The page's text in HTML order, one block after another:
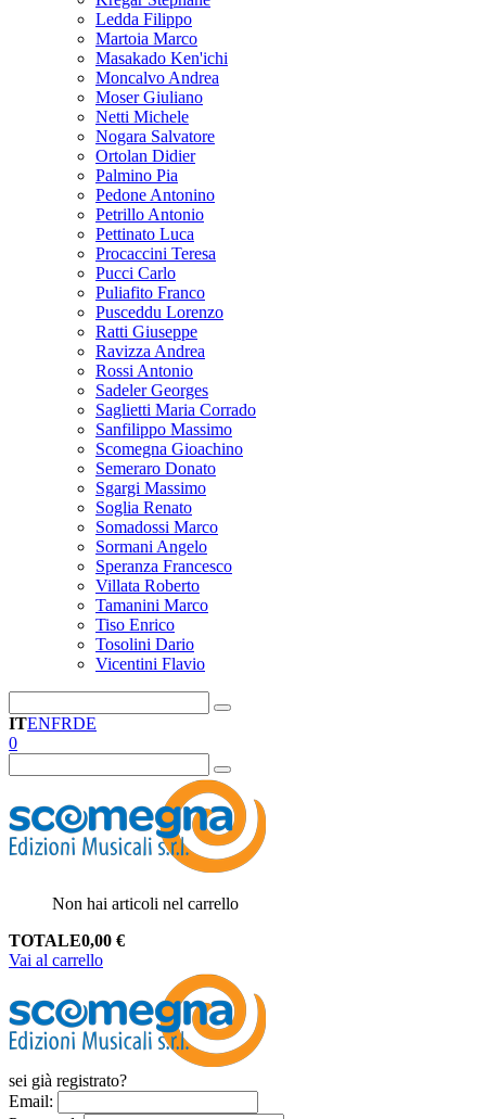
Ledda Filippo
Martoia Marco
Masakado Ken'ichi
Moncalvo Andrea
Moser Giuliano
Netti Michele
Nogara Salvatore
Ortolan Didier
Palmino Pia
Pedone Antonino
Petrillo Antonio
Pettinato Luca
Procaccini Teresa
Pucci Carlo
Puliafito Franco
Pusceddu Lorenzo
Ratti Giuseppe
Ravizza Andrea
Rossi Antonio
Sadeler Georges
Saglietti Maria Corrado
Sanfilippo Massimo
Scomegna Gioachino
Semeraro Donato
Sgargi Massimo
Soglia Renato
Somadossi Marco
Sormani Angelo
Speranza Francesco
Villata Roberto
Tamanini Marco
Tiso Enrico
Tosolini Dario
Vicentini Flavio
ITENFRDE
0
Non hai articoli nel carrello
TOTALE0,00 €
Vai al carrello
sei già registrato?
Email: